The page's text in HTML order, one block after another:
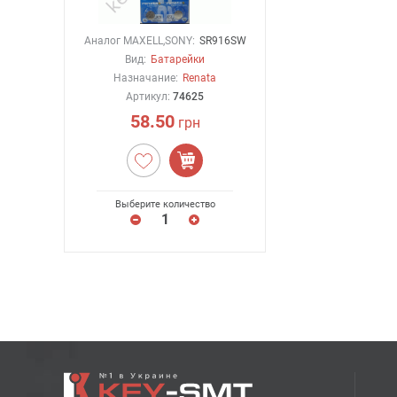
Аналог MAXELL,SONY: SR916SW
Вид: Батарейки
Назначание: Renata
Артикул: 74625
58.50грн
Выберите количество